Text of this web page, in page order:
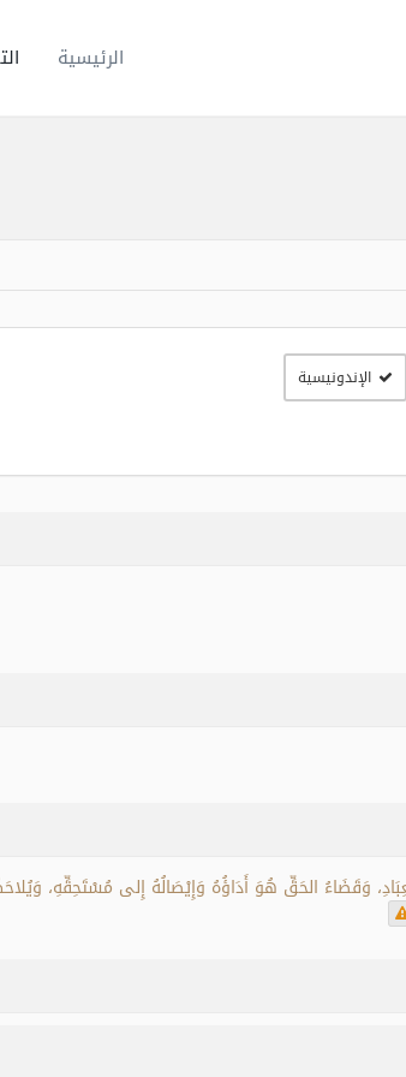
الرئيسية
الإندونيسية
وَقَضَاءُ الحَقِّ هُوَ أَدَاؤُهُ وَإِيْصَالُهُ إِلى مُسْتَحِقِّهِ،